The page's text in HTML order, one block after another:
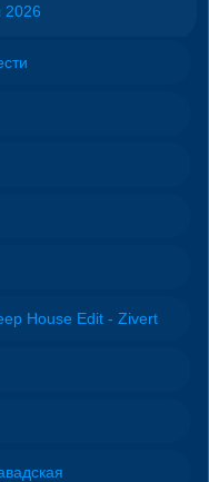
2026
House Edit - Zivert